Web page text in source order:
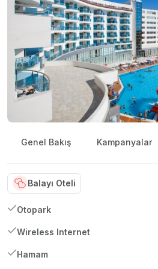
Genel Bakış Kampanyalar
Balayı Oteli
Otopark
Wireless Internet
Hamam